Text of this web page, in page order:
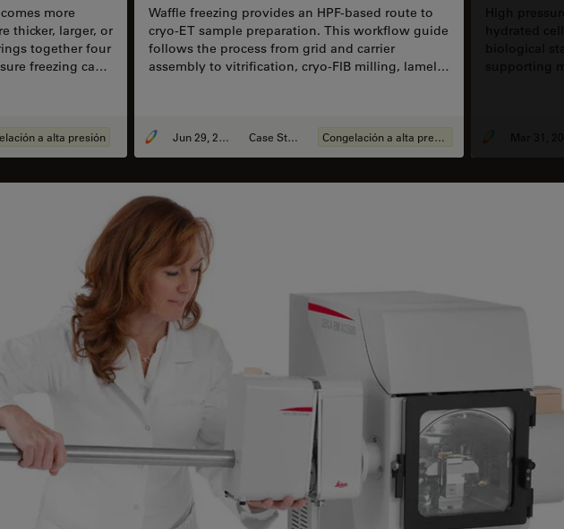
more
thicker, larger, or
together four
freezing can
compatible
a alta presión
Waffle freezing provides an HPF-based route to
cryo-ET sample preparation. This workflow guide
follows the process from grid and carrier
assembly to vitrification, cryo-FIB milling, lamella
Jun 29, 2026 Case Study Congelación a alta presión
and